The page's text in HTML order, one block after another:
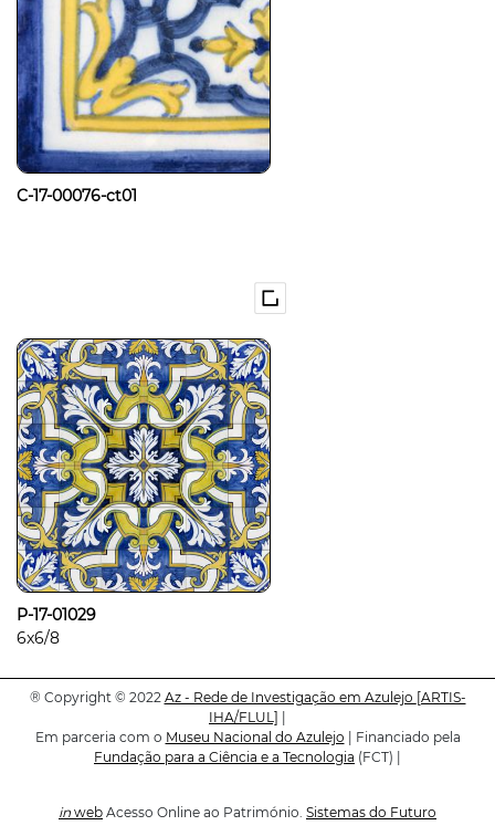
C-17-00076-ct01
P-17-01029
6x6/8
® Copyright © 2022 Az - Rede de Investigação em Azulejo [ARTIS-
IHA/FLUL]
Em parceria com o Museu Nacional do Azulejo | Financiado pela
Fundação para a Ciência e a Tecnologia (FCT) |
in web Acesso Online ao Património. Sistemas do Futuro